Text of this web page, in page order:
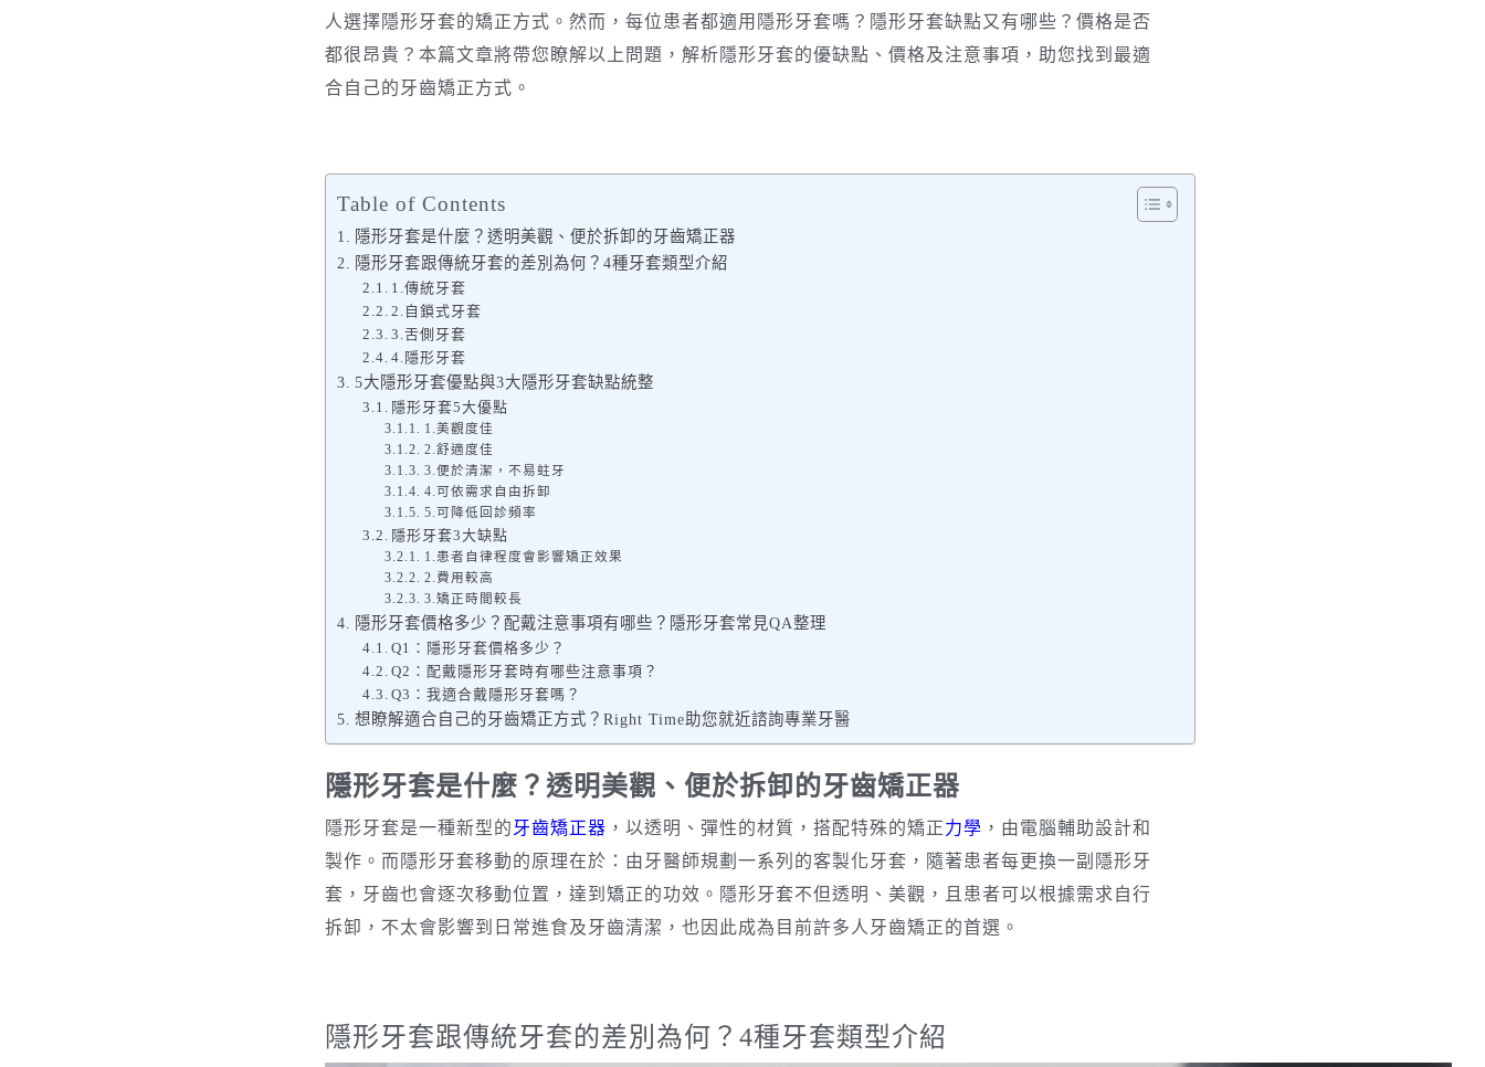
人選擇隱形牙套的矯正方式。然而，每位患者都適用隱形牙套嗎？隱形牙套缺點又有哪些？價格是否
都很昂貴？本篇文章將帶您瞭解以上問題，解析隱形牙套的優缺點、價格及注意事項，助您找到最適
合自己的牙齒矯正方式。
Table of Contents
隱形牙套是什麼？透明美觀、便於拆卸的牙齒矯正器
隱形牙套跟傳統牙套的差別為何？4種牙套類型介紹
1.傳統牙套
2.自鎖式牙套
3.舌側牙套
4.隱形牙套
5大隱形牙套優點與3大隱形牙套缺點統整
隱形牙套5大優點
1.美觀度佳
2.舒適度佳
3.便於清潔，不易蛀牙
4.可依需求自由拆卸
5.可降低回診頻率
隱形牙套3大缺點
1.患者自律程度會影響矯正效果
2.費用較高
3.矯正時間較長
隱形牙套價格多少？配戴注意事項有哪些？隱形牙套常見QA整理
Q1：隱形牙套價格多少？
Q2：配戴隱形牙套時有哪些注意事項？
Q3：我適合戴隱形牙套嗎？
想瞭解適合自己的牙齒矯正方式？Right Time助您就近諮詢專業牙醫
隱形牙套是什麼？透明美觀、便於拆卸的牙齒矯正器
隱形牙套是一種新型的 牙齒矯正器 ，以透明、彈性的材質，搭配特殊的矯正力學 ，由電腦輔助設計和
製作。而隱形牙套移動的原理在於：由牙醫師規劃一系列的客製化牙套，隨著患者每更換一副隱形牙
套，牙齒也會逐次移動位置，達到矯正的功效。隱形牙套不但透明、美觀，且患者可以根據需求自行
拆卸，不太會影響到日常進食及牙齒清潔，也因此成為目前許多人牙齒矯正的首選。
隱形牙套跟傳統牙套的差別為何？4種牙套類型介紹